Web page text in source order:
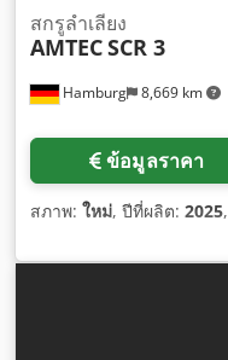
Hamburg 8,669 km
สกรูลำเลียง
AMTECSCR 3
ข้อมูลราคา
สภาพ: ใหม่, ปีที่ผลิต: 2025,